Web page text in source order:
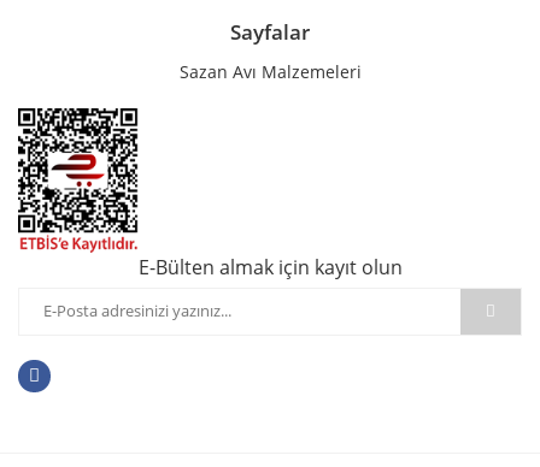
Sayfalar
Sazan Avı Malzemeleri
E-Bülten almak için kayıt olun